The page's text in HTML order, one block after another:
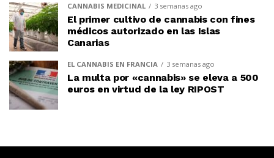
CANNABIS MEDICINAL 3 semanas ago
El primer cultivo de cannabis con fines
médicos autorizado en las Islas
Canarias
EL CANNABIS EN FRANCIA 3 semanas ago
La multa por «cannabis» se eleva a 500
euros en virtud de la ley RIPOST